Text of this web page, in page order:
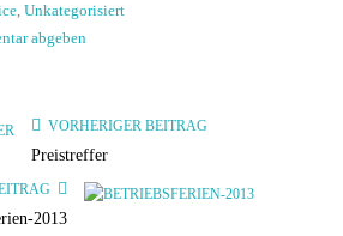
, Unkategorisiert
abgeben
VORHERIGER BEITRAG
Preistreffer
2013